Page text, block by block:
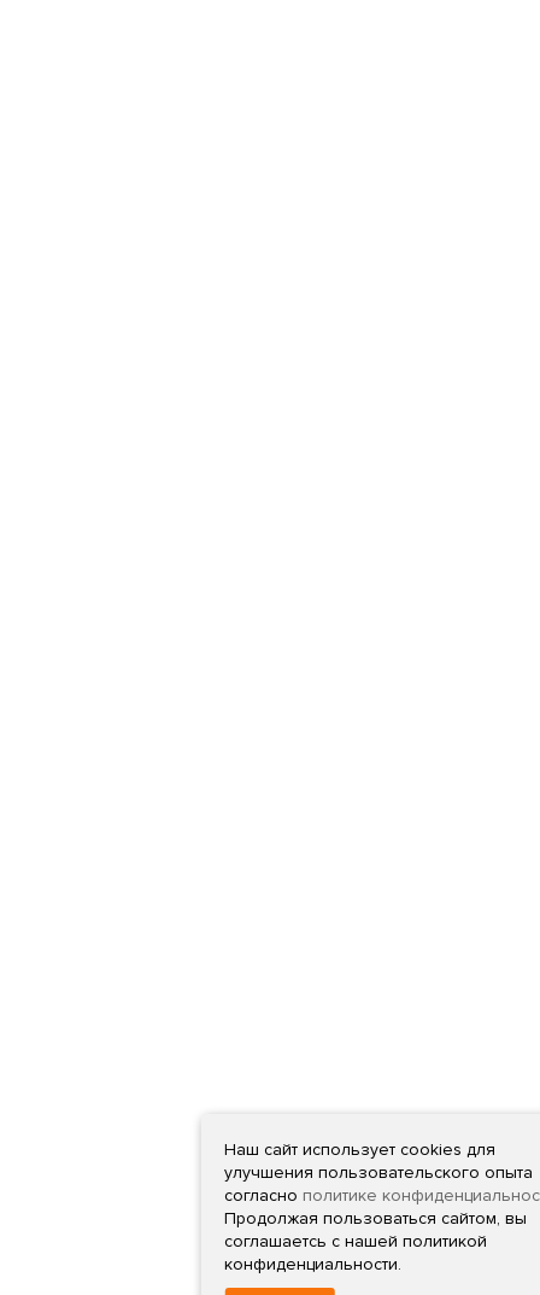
Наш сайт использует cookies для
улучшения пользовательского опыта
согласно политике
Продолжая пользоваться сайтом, вы
соглашаетсь с нашей политикой
конфиденциальности.